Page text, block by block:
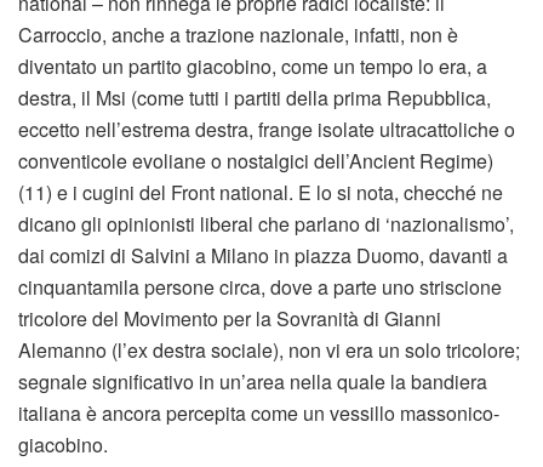
Carroccio, anche a trazione nazionale, infatti, non è
diventato un partito giacobino, come un tempo lo era, a
destra, il Msi (come tutti i partiti della prima Repubblica,
eccetto nell’estrema destra, frange isolate ultracattoliche o
conventicole evoliane o nostalgici dell’Ancient Regime)
(11) e i cugini del Front national. E lo si nota, checché ne
dicano gli opinionisti liberal che parlano di ‘nazionalismo’,
dai comizi di Salvini a Milano in piazza Duomo, davanti a
cinquantamila persone circa, dove a parte uno striscione
tricolore del Movimento per la Sovranità di Gianni
Alemanno (l’ex destra sociale), non vi era un solo tricolore;
segnale significativo in un’area nella quale la bandiera
italiana è ancora percepita come un vessillo massonico-
giacobino.